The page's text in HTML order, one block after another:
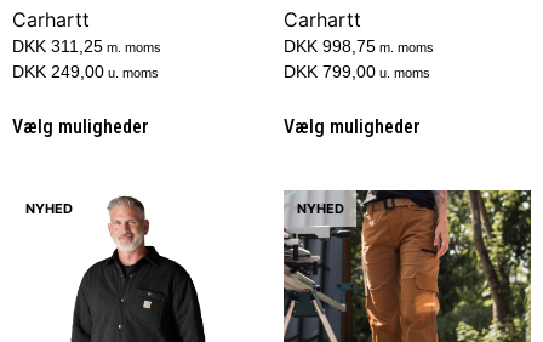
Carhartt
DKK 311,25 m. moms
DKK 249,00 u. moms
Vælg muligheder
Carhartt
DKK 998,75 m. moms
DKK 799,00 u. moms
Vælg muligheder
NYHED NYHED